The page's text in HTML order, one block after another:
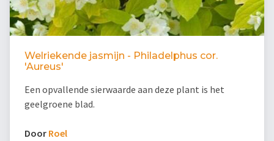
Welriekende jasmijn - Philadelphus cor.
'Aureus'
Een opvallende sierwaarde aan deze plant is het
geelgroene blad.
Door Roel